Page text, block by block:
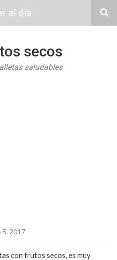
al día
secos
saludables
5, 2017
con frutos secos, es muy